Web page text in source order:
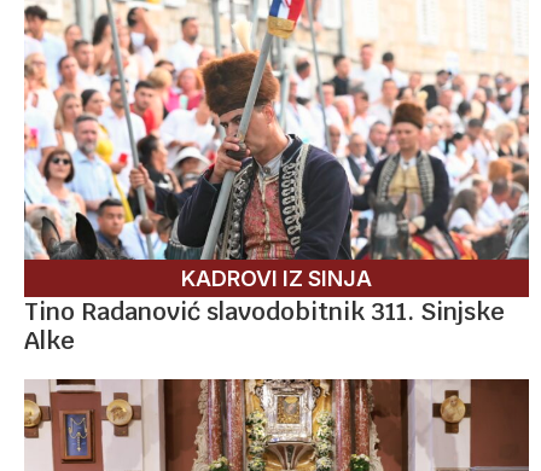
KADROVI IZ SINJA
Tino Radanović slavodobitnik 311. Sinjske
Alke